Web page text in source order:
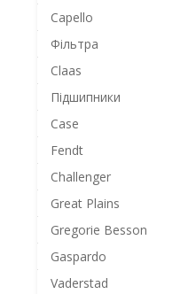
Capello
Фільтра
Claas
Підшипники
Case
Fendt
Challenger
Great Plains
Gregorie Besson
Gaspardo
Vaderstad